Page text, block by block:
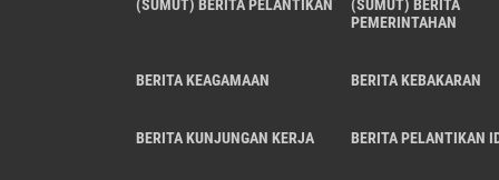
(SUMUT) BERITA PELANTIKAN
(SUMUT) BERITA
PEMERINTAHAN
BERITA KEAGAMAAN
BERITA KEBAKARAN
BERITA KUNJUNGAN KERJA
BERITA PELANTIKAN